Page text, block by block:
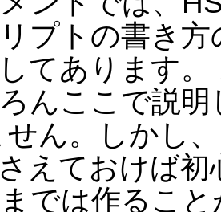
プトの書き
てあります
んここで説
ん。しかし
えておけば
では作るこ